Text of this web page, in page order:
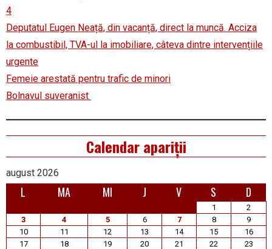
4
Deputatul Eugen Neață, din vacanță, direct la muncă. Acciza
la combustibil, TVA-ul la imobiliare, câteva dintre intervențiile
urgente
Femeie arestată pentru trafic de minori
Bolnavul suveranist
Calendar apariții
august 2026
L MA MI J V S D
1
2
3
4 5 6 7 8
9
10
11 12 13 14 15
16
17
18 19 20 21 22
23